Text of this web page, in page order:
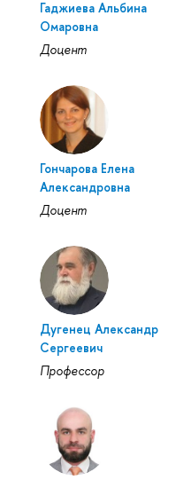
Гаджиева Альбина
Омаровна
Доцент
Гончарова Елена
Александровна
Доцент
Дугенец Александр
Сергеевич
Профессор